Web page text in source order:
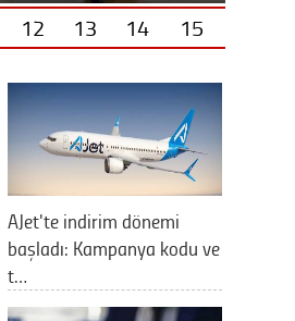
12 13 14 15
AJet'te indirim dönemi
başladı: Kampanya kodu ve
t…